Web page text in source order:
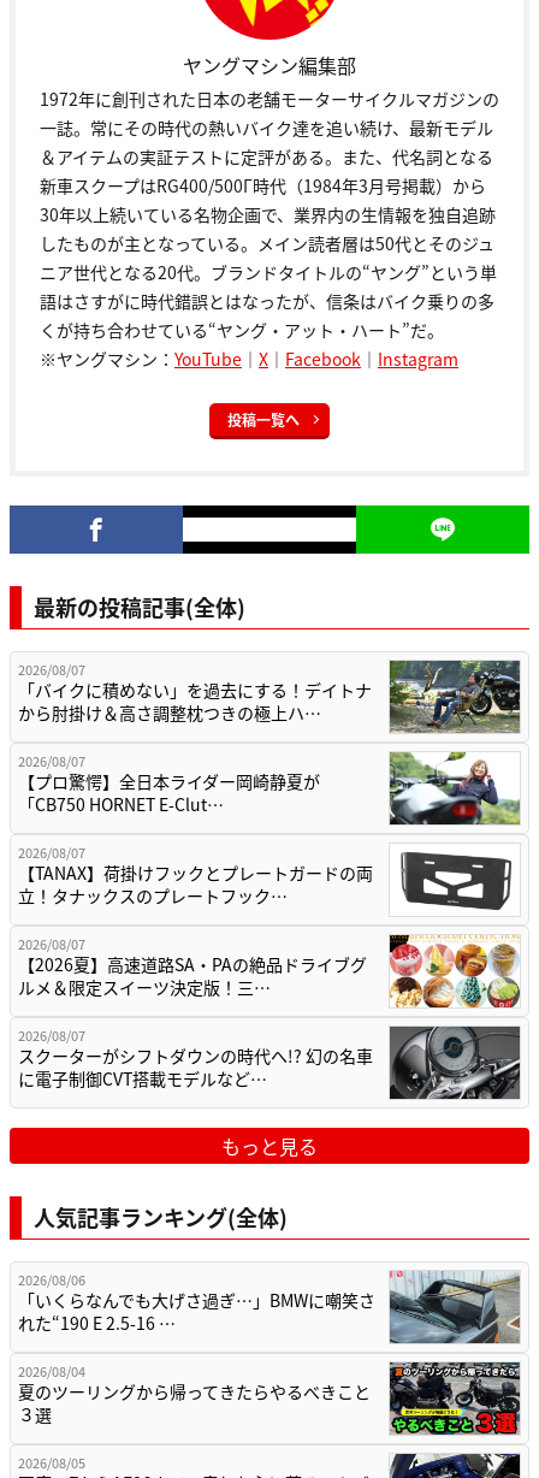
ヤングマシン編集部
1972年に創刊された日本の老舗モーターサイクルマガジンの
一誌。常にその時代の熱いバイク達を追い続け、最新モデル
＆アイテムの実証テストに定評がある。また、代名詞となる
新車スクープはRG400/500Γ時代（1984年3月号掲載）から
30年以上続いている名物企画で、業界内の生情報を独自追跡
したものが主となっている。メイン読者層は50代とそのジュ
ニア世代となる20代。ブランドタイトルの“ヤング”という単
語はさすがに時代錯誤とはなったが、信条はバイク乗りの多
くが持ち合わせている“ヤング・アット・ハート”だ。
※ヤングマシン： YouTube ｜ X ｜ Facebook ｜ Instagram
投稿一覧へ
最新の投稿記事(全体)
2026/08/07
「バイクに積めない」を過去にする！デイトナ
から肘掛け＆高さ調整枕つきの極上ハ…
2026/08/07
【プロ驚愕】全日本ライダー岡崎静夏が
「CB750 HORNET E-Clut…
2026/08/07
【TANAX】荷掛けフックとプレートガードの両
立！タナックスのプレートフック…
2026/08/07
【2026夏】高速道路SA・PAの絶品ドライブグ
ルメ＆限定スイーツ決定版！三…
2026/08/07
スクーターがシフトダウンの時代へ!? 幻の名車
に電子制御CVT搭載モデルなど…
もっと見る
人気記事ランキング(全体)
2026/08/06
「いくらなんでも大げさ過ぎ…」BMWに嘲笑さ
れた“190 E 2.5-16 …
2026/08/04
夏のツーリングから帰ってきたらやるべきこと
３選
2026/08/05